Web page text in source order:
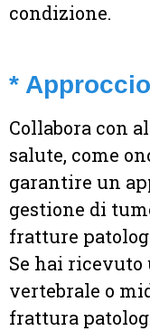
condizione.
*
Collabora con
salute, come
garantire un
gestione di
fratture
Se hai
vertebrale o
frattura